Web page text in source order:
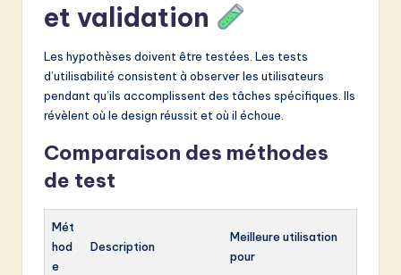
et validation
Les hypothèses doivent être testées. Les tests
d’utilisabilité consistent à observer les utilisateurs
pendant qu’ils accomplissent des tâches spécifiques. Ils
révèlent où le design réussit et où il échoue.
Comparaison des méthodes
de test
Mét
hod
e
Description
Meilleure utilisation
pour